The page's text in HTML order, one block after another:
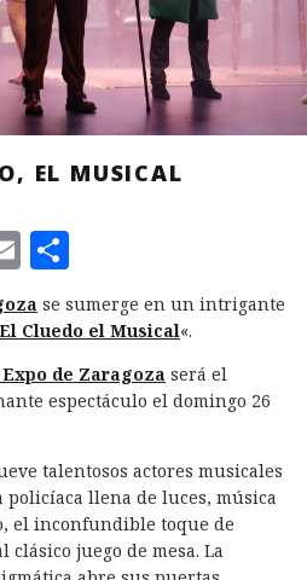
EL MUSICAL
E
m
ai
l
o
m
p
a
ir
se sumerge en un intrigante
El Cluedo el Musical«.
de Zaragoza será el
espectáculo el domingo 26
talentosos actores musicales
llena de luces, música
el inconfundible toque de
juego de mesa. La